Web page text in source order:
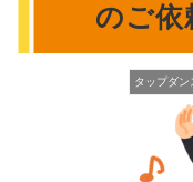
のご依
タップダン